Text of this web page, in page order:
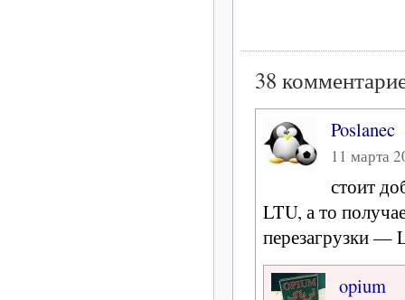
38
Poslanec
11 марта
стоит
LTU, а то
перезагрузки —
opium